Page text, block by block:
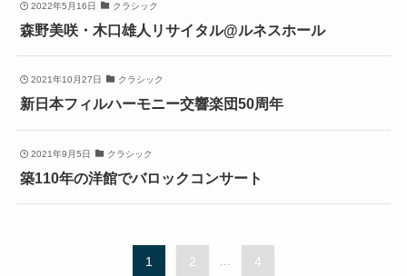
2022年5月16日 クラシック
森野美咲・木口雄人リサイタル@ルネスホール
2021年10月27日 クラシック
新日本フィルハーモニー交響楽団50周年
2021年9月5日 クラシック
築110年の洋館でバロックコンサート
1 2 4